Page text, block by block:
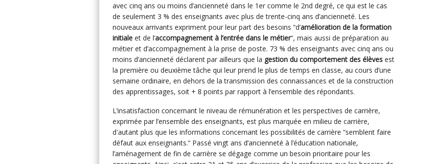
avec cinq ans ou moins d’ancienneté dans le 1er comme le 2nd degré, ce qui est le cas
de seulement 3 % des enseignants avec plus de trente-cinq ans d’ancienneté. Les
nouveaux arrivants expriment pour leur part des besoins “d’amélioration de la formation
initiale et de l’accompagnement à l’entrée dans le métier“, mais aussi de préparation au
métier et d’accompagnement à la prise de poste. 73 % des enseignants avec cinq ans ou
moins d’ancienneté déclarent par ailleurs que la gestion du comportement des élèves est
la première ou deuxième tâche qui leur prend le plus de temps en classe, au cours d’une
semaine ordinaire, en dehors de la transmission des connaissances et de la construction
des apprentissages, soit + 8 points par rapport à l’ensemble des répondants.
L’insatisfaction concernant le niveau de rémunération et les perspectives de carrière,
exprimée par l’ensemble des enseignants, est plus marquée en milieu de carrière,
d'autant plus que les informations concernant les possibilités de carrière “semblent faire
défaut aux enseignants.“ Passé vingt ans d’ancienneté à l’éducation nationale,
l’aménagement de fin de carrière se dégage comme un besoin prioritaire pour les